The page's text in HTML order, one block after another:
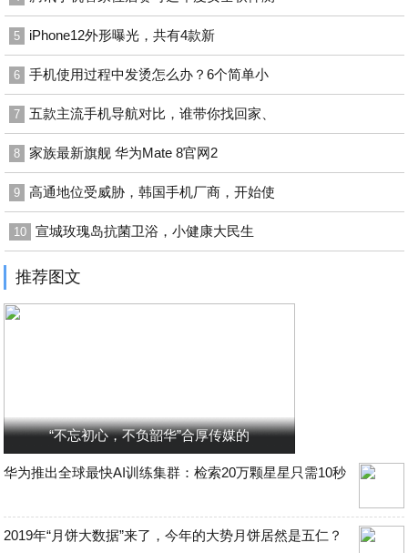
5 iPhone12外形曝光，共有4款新
6 手机使用过程中发烫怎么办？6个简单小
7 五款主流手机导航对比，谁带你找回家、
8 家族最新旗舰 华为Mate 8官网2
9 高通地位受威胁，韩国手机厂商，开始使
10 宣城玫瑰岛抗菌卫浴，小健康大民生
推荐图文
“不忘初心，不负韶华”合厚传媒的
华为推出全球最快AI训练集群：检索20万颗星星只需10秒
2019年“月饼大数据”来了，今年的大势月饼居然是五仁？